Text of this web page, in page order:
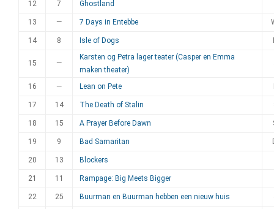
12 7 Ghostland
13 — 7 Days in Entebbe
14 8 Isle of Dogs
15 —
Karsten og Petra lager teater (Casper en Emma
maken theater)
16 — Lean on Pete
17 14 The Death of Stalin
18 15 A Prayer Before Dawn
19 9 Bad Samaritan
20 13 Blockers
21 11 Rampage: Big Meets Bigger
22 25 Buurman en Buurman hebben een nieuw huis